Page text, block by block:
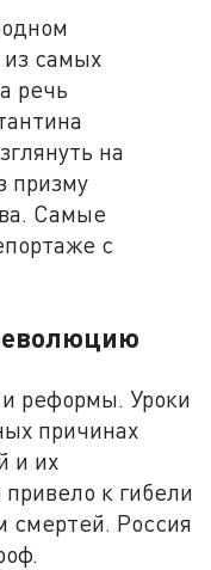
самых
речь
на
призму
Самые
с
реформы. Уроки
причинах
и их
к гибели
смертей. Россия